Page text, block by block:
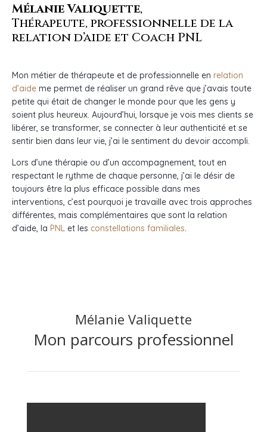
Mélanie Valiquette,
Thérapeute, professionnelle de la
relation d’aide et Coach PNL
Mon métier de thérapeute et de professionnelle en relation
d’aide me permet de réaliser un grand rêve que j’avais toute
petite qui était de changer le monde pour que les gens y
soient plus heureux. Aujourd’hui, lorsque je vois mes clients se
libérer, se transformer, se connecter à leur authenticité et se
sentir bien dans leur vie, j’ai le sentiment du devoir accompli.
Lors d’une thérapie ou d’un accompagnement, tout en
respectant le rythme de chaque personne, j’ai le désir de
toujours être la plus efficace possible dans mes
interventions, c’est pourquoi je travaille avec trois approches
différentes, mais complémentaires que sont la relation
d’aide, la PNL et les constellations familiales.
Mélanie Valiquette
Mon parcours professionnel